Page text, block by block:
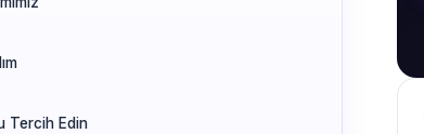
Tercih Edin